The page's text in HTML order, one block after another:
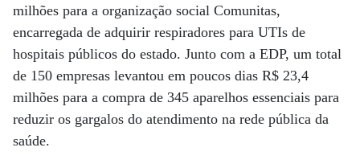
milhões para a organização social Comunitas,
encarregada de adquirir respiradores para UTIs de
hospitais públicos do estado. Junto com a EDP, um total
de 150 empresas levantou em poucos dias R$ 23,4
milhões para a compra de 345 aparelhos essenciais para
reduzir os gargalos do atendimento na rede pública da
saúde.